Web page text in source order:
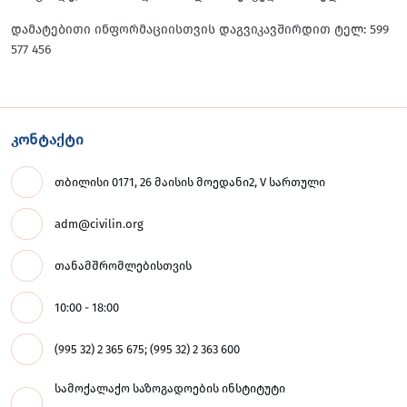
დამატებითი ინფორმაციისთვის დაგვიკავშირდით ტელ: 599
577 456
კონტაქტი
თბილისი 0171, 26 მაისის მოედანი2, V სართული
adm@civilin.org
თანამშრომლებისთვის
10:00 - 18:00
(995 32) 2 365 675; (995 32) 2 363 600
სამოქალაქო საზოგადოების ინსტიტუტი